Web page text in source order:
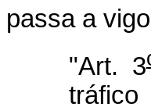
passa a
"Art. 3
tráfico